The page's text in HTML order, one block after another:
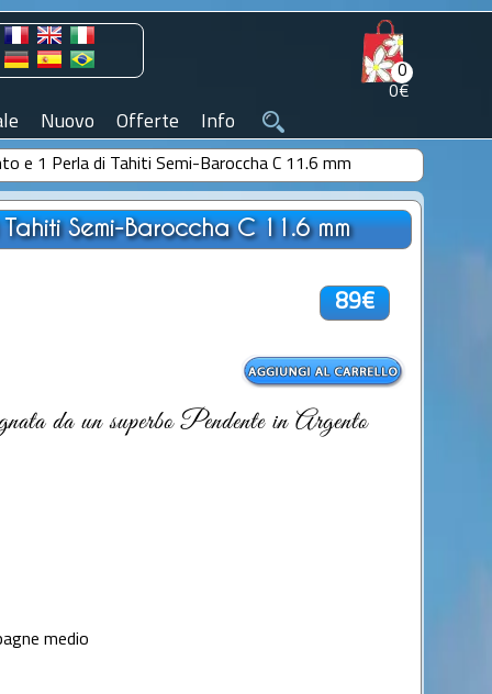
0
0€
Nuovo Offerte Info
e 1 Perla di Tahiti Semi-Baroccha C 11.6 mm
Semi-Baroccha C 11.6 mm
89€
da un superbo Pendente in Argento
medio